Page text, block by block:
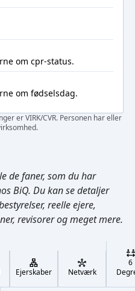
om cpr-status.
om fødselsdag.
er VIRK/CVR. Personen har eller
de faner, som du har
BiQ. Du kan se detaljer
reelle ejere,
revisorer og meget mere.
Ejerskaber Netværk
6